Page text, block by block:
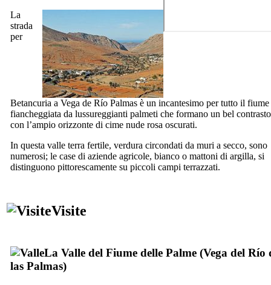
La
strada
per
Betancuria a Vega de Río Palmas è un incantesimo per tutto il fiume
fiancheggiata da lussureggianti palmeti che formano un bel contrasto
con l’ampio orizzonte di cime nude rosa oscurati.
In questa valle terra fertile, verdura circondati da muri a secco, sono
numerosi; le case di aziende agricole, bianco o mattoni di argilla, si
distinguono pittorescamente su piccoli campi terrazzati.
Visite
La Valle del Fiume delle Palme (Vega del Río
las Palmas)